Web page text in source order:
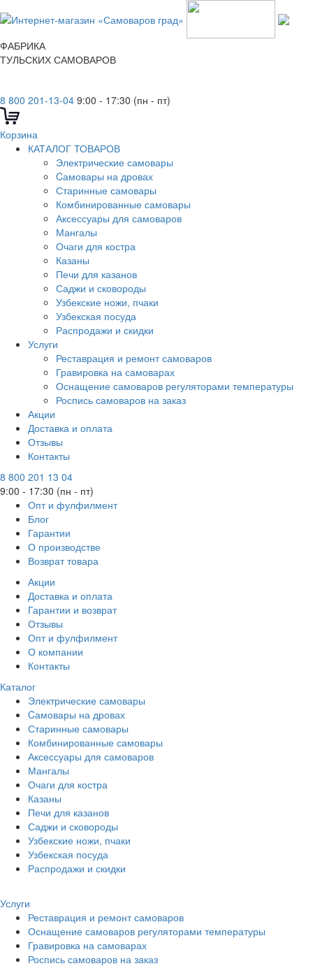
ФАБРИКА
ТУЛЬСКИХ САМОВАРОВ
8 800 201-13-04 9:00 - 17:30 (пн - пт)
Корзина
КАТАЛОГ ТОВАРОВ
Электрические самовары
Cамовары на дровах
Старинные самовары
Комбинированные самовары
Аксессуары для самоваров
Мангалы
Очаги для костра
Казаны
Печи для казанов
Саджи и сковороды
Узбекские ножи, пчаки
Узбекская посуда
Распродажи и скидки
Услуги
Реставрация и ремонт самоваров
Гравировка на самоварах
Оснащение самоваров регуляторами температуры
Роспись самоваров на заказ
Акции
Доставка и оплата
Отзывы
Контакты
8 800 201 13 04
9:00 - 17:30 (пн - пт)
Опт и фулфилмент
Блог
Гарантии
О производстве
Возврат товара
Акции
Доставка и оплата
Гарантии и возврат
Отзывы
Опт и фулфилмент
О компании
Контакты
Каталог
Электрические самовары
Cамовары на дровах
Старинные самовары
Комбинированные самовары
Аксессуары для самоваров
Мангалы
Очаги для костра
Казаны
Печи для казанов
Саджи и сковороды
Узбекские ножи, пчаки
Узбекская посуда
Распродажи и скидки
Услуги
Реставрация и ремонт самоваров
Оснащение самоваров регуляторами температуры
Гравировка на самоварах
Роспись самоваров на заказ